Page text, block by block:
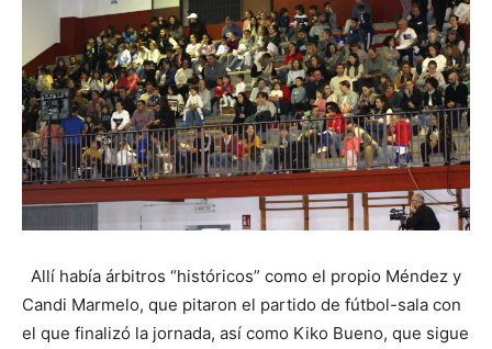
Allí había árbitros “históricos” como el propio Méndez y
Candi Marmelo, que pitaron el partido de fútbol-sala con
el que finalizó la jornada, así como Kiko Bueno, que sigue